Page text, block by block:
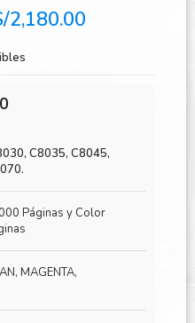
2,200.00.
2,180.00
C8035, C8045,
Páginas y Color
MAGENTA,